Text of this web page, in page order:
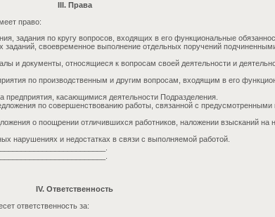
III. Права
право:
задания по кругу вопросов, входящих в его функциональные
заданий, своевременное выполнение отдельных поручений
и документы, относящиеся к вопросам своей деятельности и
по производственным и другим вопросам, входящим в его
предприятия, касающимися деятельности Подразделения.
по совершенствованию работы, связанной с
о поощрении отличившихся работников, наложении взысканий на
нарушениях и недостатках в связи с выполняемой работой.
IV. Ответственность
ответственность за: